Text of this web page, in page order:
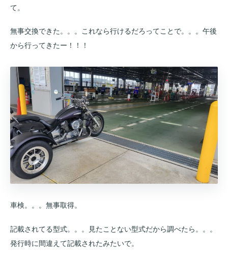
て。
無事交換できた。。。これなら行けるだろってことで。。。午後
から行ってきたー！！！
車検。。。無事取得。
記載されてる型式。。。見たことない型式だから調べたら。。。
発行時に間違えて記載されたみたいで。